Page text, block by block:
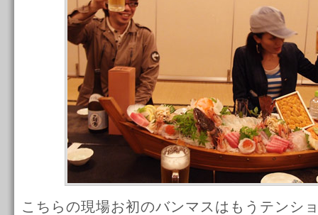
こちらの現場お初のバンマスはもうテンシ